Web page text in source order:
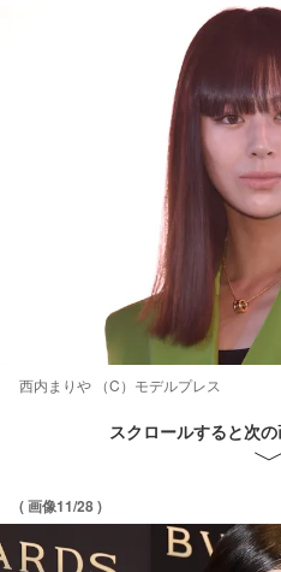
西内まりや （C）モデルプレス
スクロールすると次
( 画像11/28 )